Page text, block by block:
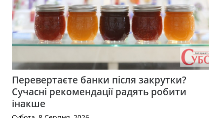
Перевертаєте банки після закрутки?
Сучасні рекомендації радять робити
інакше